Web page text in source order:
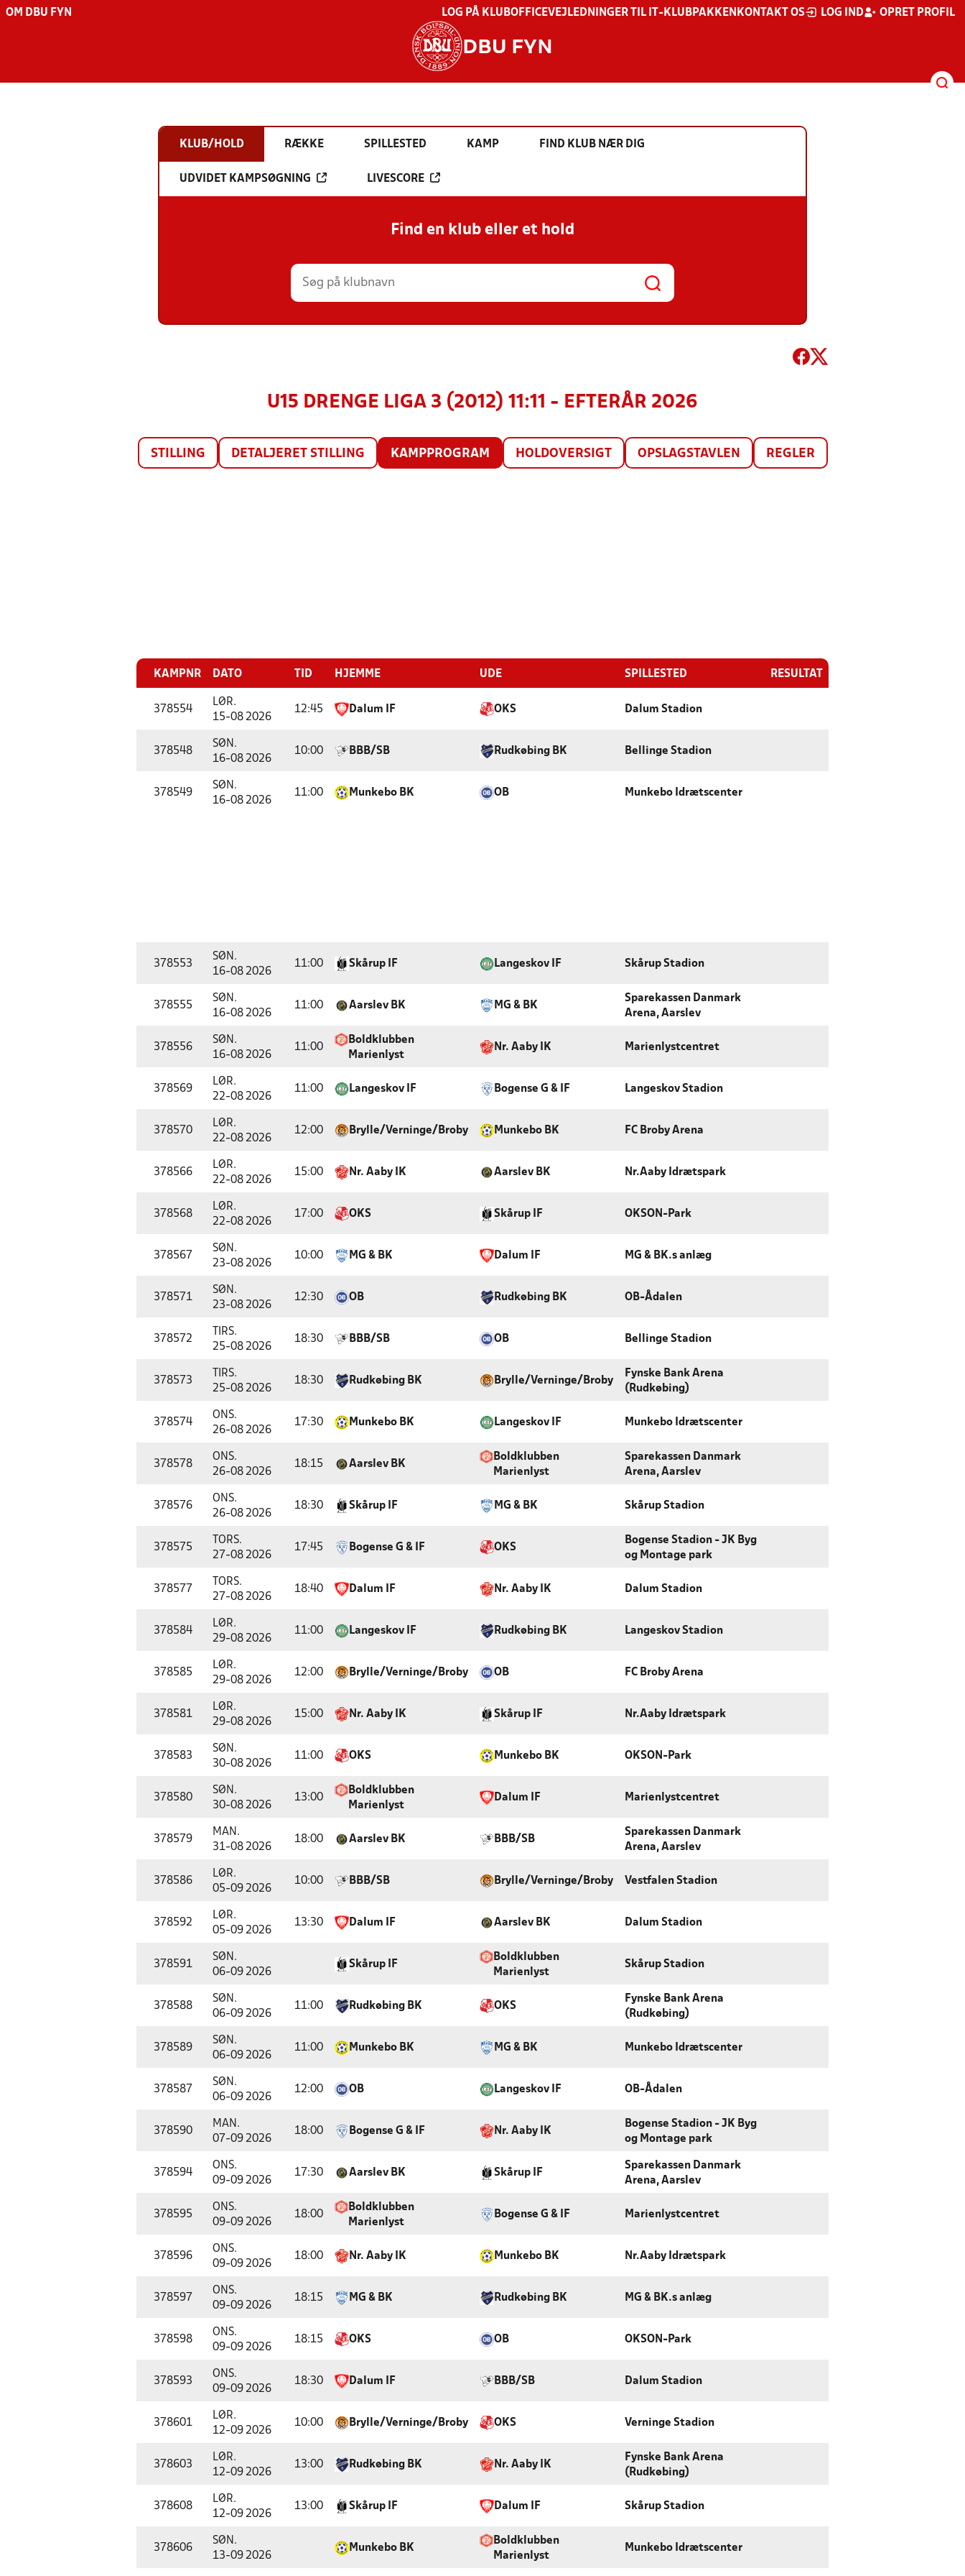
OM DBU FYN LOG PÅ KLUBOFFICEVEJLEDNINGER TIL IT-KLUBPAKKEN KONTAKT OS LOG IND OPRET PROFIL
DBU FYN
KLUB/HOLD RÆKKE SPILLESTED KAMP FIND KLUB NÆR DIG
UDVIDET KAMPSØGNING LIVESCORE
Find en klub eller et hold
U15 DRENGE LIGA 3 (2012) 11:11 - EFTERÅR 2026
STILLING DETALJERET STILLING KAMPPROGRAM HOLDOVERSIGT OPSLAGSTAVLEN REGLER
KAMPNR DATO TID HJEMME UDE SPILLESTED RESULTAT
378554
LØR.
15-08 2026
12:45 Dalum IF OKS Dalum Stadion
378548
SØN.
16-08 2026
10:00 BBB/SB Rudkøbing BK Bellinge Stadion
378549
SØN.
16-08 2026
11:00 Munkebo BK OB Munkebo Idrætscenter
378553
SØN.
16-08 2026
11:00 Skårup IF Langeskov IF Skårup Stadion
378555
SØN.
16-08 2026
11:00 Aarslev BK MG & BK
Sparekassen Danmark
Arena, Aarslev
378556
SØN.
16-08 2026
11:00
Boldklubben
Marienlyst
Nr. Aaby IK Marienlystcentret
378569
LØR.
22-08 2026
11:00 Langeskov IF Bogense G & IF Langeskov Stadion
378570
LØR.
22-08 2026
12:00 Brylle/Verninge/Broby Munkebo BK FC Broby Arena
378566
LØR.
22-08 2026
15:00 Nr. Aaby IK Aarslev BK Nr.Aaby Idrætspark
378568
LØR.
22-08 2026
17:00 OKS Skårup IF OKSON-Park
378567
SØN.
23-08 2026
10:00 MG & BK Dalum IF MG & BK.s anlæg
378571
SØN.
23-08 2026
12:30 OB Rudkøbing BK OB-Ådalen
378572
TIRS.
25-08 2026
18:30 BBB/SB OB Bellinge Stadion
378573
TIRS.
25-08 2026
18:30 Rudkøbing BK Brylle/Verninge/Broby
Fynske Bank Arena
(Rudkøbing)
378574
ONS.
26-08 2026
17:30 Munkebo BK Langeskov IF Munkebo Idrætscenter
378578
ONS.
26-08 2026
18:15 Aarslev BK
Boldklubben
Marienlyst
Sparekassen Danmark
Arena, Aarslev
378576
ONS.
26-08 2026
18:30 Skårup IF MG & BK Skårup Stadion
378575
TORS.
27-08 2026
17:45 Bogense G & IF OKS
Bogense Stadion - JK Byg
og Montage park
378577
TORS.
27-08 2026
18:40 Dalum IF Nr. Aaby IK Dalum Stadion
378584
LØR.
29-08 2026
11:00 Langeskov IF Rudkøbing BK Langeskov Stadion
378585
LØR.
29-08 2026
12:00 Brylle/Verninge/Broby OB FC Broby Arena
378581
LØR.
29-08 2026
15:00 Nr. Aaby IK Skårup IF Nr.Aaby Idrætspark
378583
SØN.
30-08 2026
11:00 OKS Munkebo BK OKSON-Park
378580
SØN.
30-08 2026
13:00
Boldklubben
Marienlyst
Dalum IF Marienlystcentret
378579
MAN.
31-08 2026
18:00 Aarslev BK BBB/SB
Sparekassen Danmark
Arena, Aarslev
378586
LØR.
05-09 2026
10:00 BBB/SB Brylle/Verninge/Broby Vestfalen Stadion
378592
LØR.
05-09 2026
13:30 Dalum IF Aarslev BK Dalum Stadion
378591
SØN.
06-09 2026
Skårup IF
Boldklubben
Marienlyst
Skårup Stadion
378588
SØN.
06-09 2026
11:00 Rudkøbing BK OKS
Fynske Bank Arena
(Rudkøbing)
378589
SØN.
06-09 2026
11:00 Munkebo BK MG & BK Munkebo Idrætscenter
378587
SØN.
06-09 2026
12:00 OB Langeskov IF OB-Ådalen
378590
MAN.
07-09 2026
18:00 Bogense G & IF Nr. Aaby IK
Bogense Stadion - JK Byg
og Montage park
378594
ONS.
09-09 2026
17:30 Aarslev BK Skårup IF
Sparekassen Danmark
Arena, Aarslev
378595
ONS.
09-09 2026
18:00
Boldklubben
Marienlyst
Bogense G & IF Marienlystcentret
378596
ONS.
09-09 2026
18:00 Nr. Aaby IK Munkebo BK Nr.Aaby Idrætspark
378597
ONS.
09-09 2026
18:15 MG & BK Rudkøbing BK MG & BK.s anlæg
378598
ONS.
09-09 2026
18:15 OKS OB OKSON-Park
378593
ONS.
09-09 2026
18:30 Dalum IF BBB/SB Dalum Stadion
378601
LØR.
12-09 2026
10:00 Brylle/Verninge/Broby OKS Verninge Stadion
378603
LØR.
12-09 2026
13:00 Rudkøbing BK Nr. Aaby IK
Fynske Bank Arena
(Rudkøbing)
378608
LØR.
12-09 2026
13:00 Skårup IF Dalum IF Skårup Stadion
378606
SØN.
13-09 2026
Munkebo BK
Boldklubben
Marienlyst
Munkebo Idrætscenter